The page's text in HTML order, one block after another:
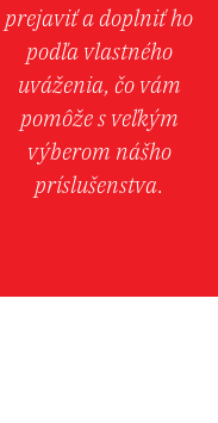
prejaviť a doplniť ho
podľa vlastného
uváženia, čo vám
pomôže s veľkým
výberom nášho
príslušenstva.